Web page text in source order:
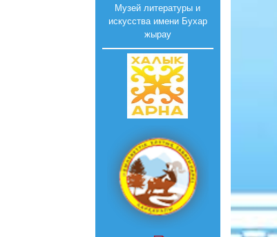
Музей литературы и
искусства имени Бухар
жырау